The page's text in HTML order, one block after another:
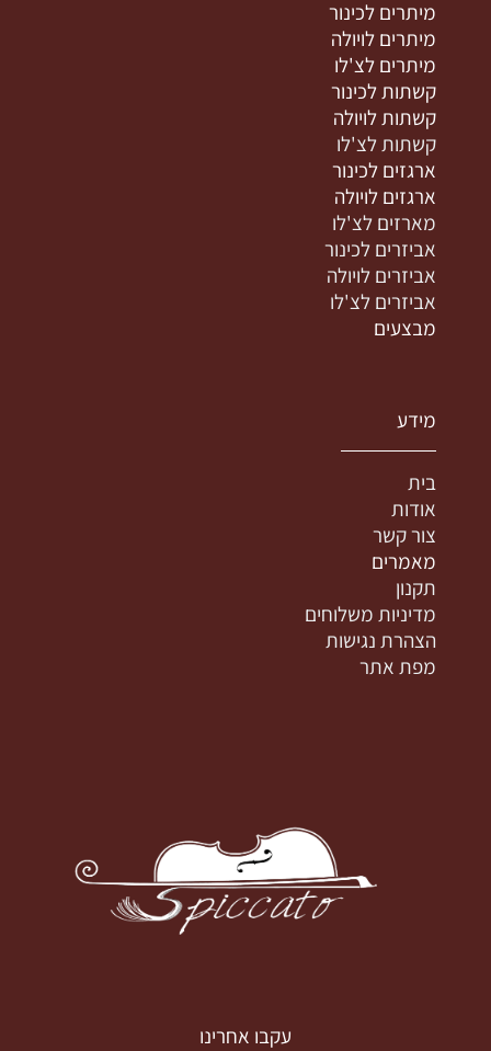
מיתרים לכינור
מיתרים לויולה
מיתרים לצ'לו
קשתות לכינור
קשתות לויולה
קשתות לצ'לו
ארגזים לכינור
ארגזים לויולה
מארזים לצ'לו
אביזרים לכינור
אביזרים לויולה
אביזרים לצ'לו
מבצעים
מידע
בית
אודות
צור קשר
מאמרים
תקנון
מדיניות משלוחים
הצהרת נגישות
מפת אתר
עקבו אחרינו